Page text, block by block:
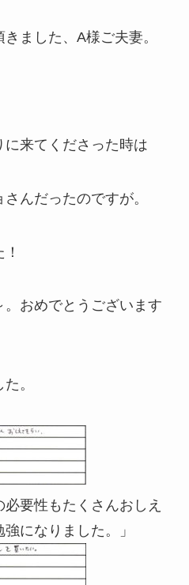
ました、A様ご夫妻。
来てくださった時は
んだったのですが。
おめでとうございます
。
必要性もたくさんおしえ
になりました。」